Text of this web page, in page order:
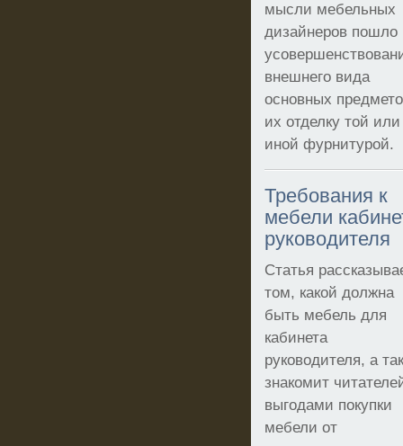
мысли мебельных
дизайнеров пошло
внешнего вида
основных
их отделку той или
иной фурнитурой.
Требования к
мебели
руководителя
Статья
том, какой должна
быть мебель для
кабинета
руководителя, а
знакомит
выгодами покупки
мебели от